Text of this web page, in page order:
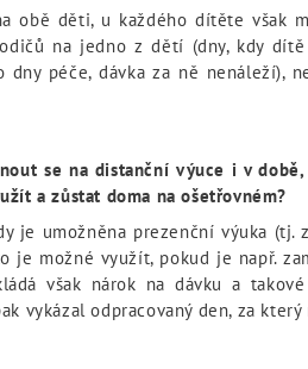
obě děti, u každého dítěte však
na jedno z dětí (dny, kdy
dny péče, dávka za ně nenáleží),
se na distanční výuce i v
a zůstat doma na ošetřovném?
je umožněna prezenční výuka
je možné využít, pokud je např.
však nárok na dávku a
vykázal odpracovaný den, za